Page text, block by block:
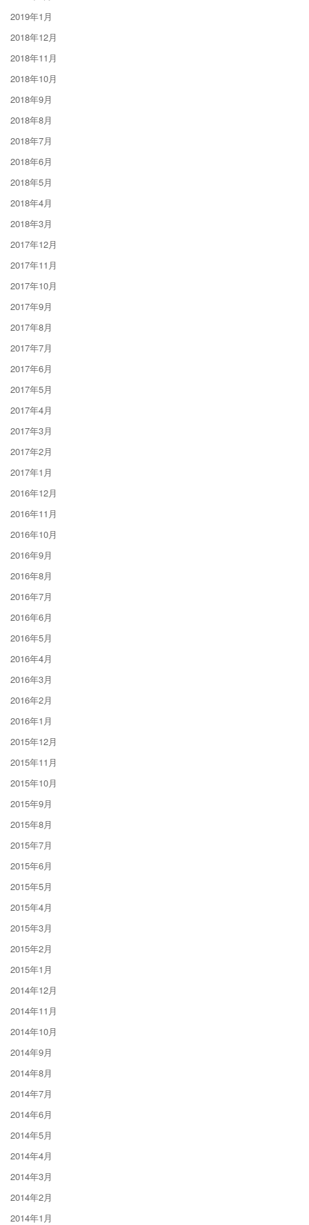
2019年1月
2018年12月
2018年11月
2018年10月
2018年9月
2018年8月
2018年7月
2018年6月
2018年5月
2018年4月
2018年3月
2017年12月
2017年11月
2017年10月
2017年9月
2017年8月
2017年7月
2017年6月
2017年5月
2017年4月
2017年3月
2017年2月
2017年1月
2016年12月
2016年11月
2016年10月
2016年9月
2016年8月
2016年7月
2016年6月
2016年5月
2016年4月
2016年3月
2016年2月
2016年1月
2015年12月
2015年11月
2015年10月
2015年9月
2015年8月
2015年7月
2015年6月
2015年5月
2015年4月
2015年3月
2015年2月
2015年1月
2014年12月
2014年11月
2014年10月
2014年9月
2014年8月
2014年7月
2014年6月
2014年5月
2014年4月
2014年3月
2014年2月
2014年1月